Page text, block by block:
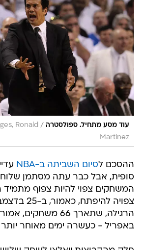
עוד מסע מתחיל. ספולסטרה /
Ronald
Martinez
ההסכם לסיום השביתה ב-NBA
סופית, אבל כבר עתה מסתמן שלוח
המשחקים צפוי להיות צפוף מתמיד
צפויה להיפתח,
באפריל - כעשרה ימים מאוחר יותר